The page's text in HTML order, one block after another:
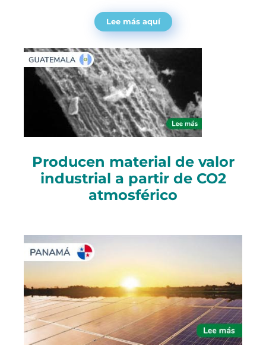
Lee más aquí
Producen material de valor
industrial a partir de CO2
atmosférico